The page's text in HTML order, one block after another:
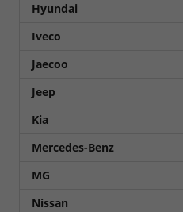
Hyundai
Iveco
Jaecoo
Jeep
Kia
Mercedes-Benz
MG
Nissan